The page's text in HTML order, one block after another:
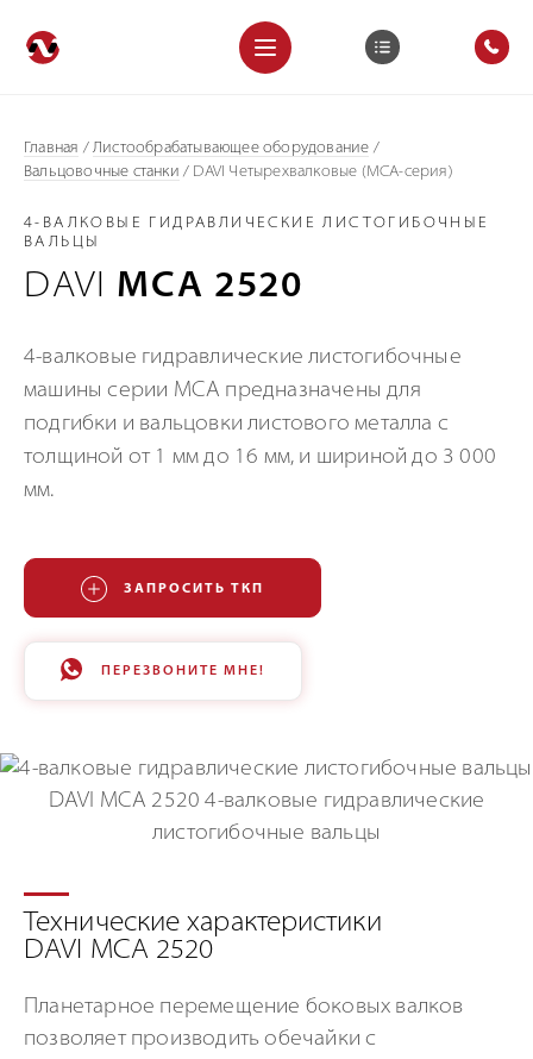
Главная /Листообрабатывающее оборудование /
Вальцовочные станки / DAVI Четырехвалковые (MCA-серия)
4-ВАЛКОВЫЕ ГИДРАВЛИЧЕСКИЕ ЛИСТОГИБОЧНЫЕ
ВАЛЬЦЫ
DAVI MCA 2520
4-валковые гидравлические листогибочные
машины серии MCА предназначены для
подгибки и вальцовки листового металла с
толщиной от 1 мм до 16 мм, и шириной до 3 000
мм.
ЗАПРОСИТЬ ТКП
ПЕРЕЗВОНИТЕ МНЕ!
Технические характеристики
DAVI MCA 2520
Планетарное перемещение боковых валков
позволяет производить обечайки с